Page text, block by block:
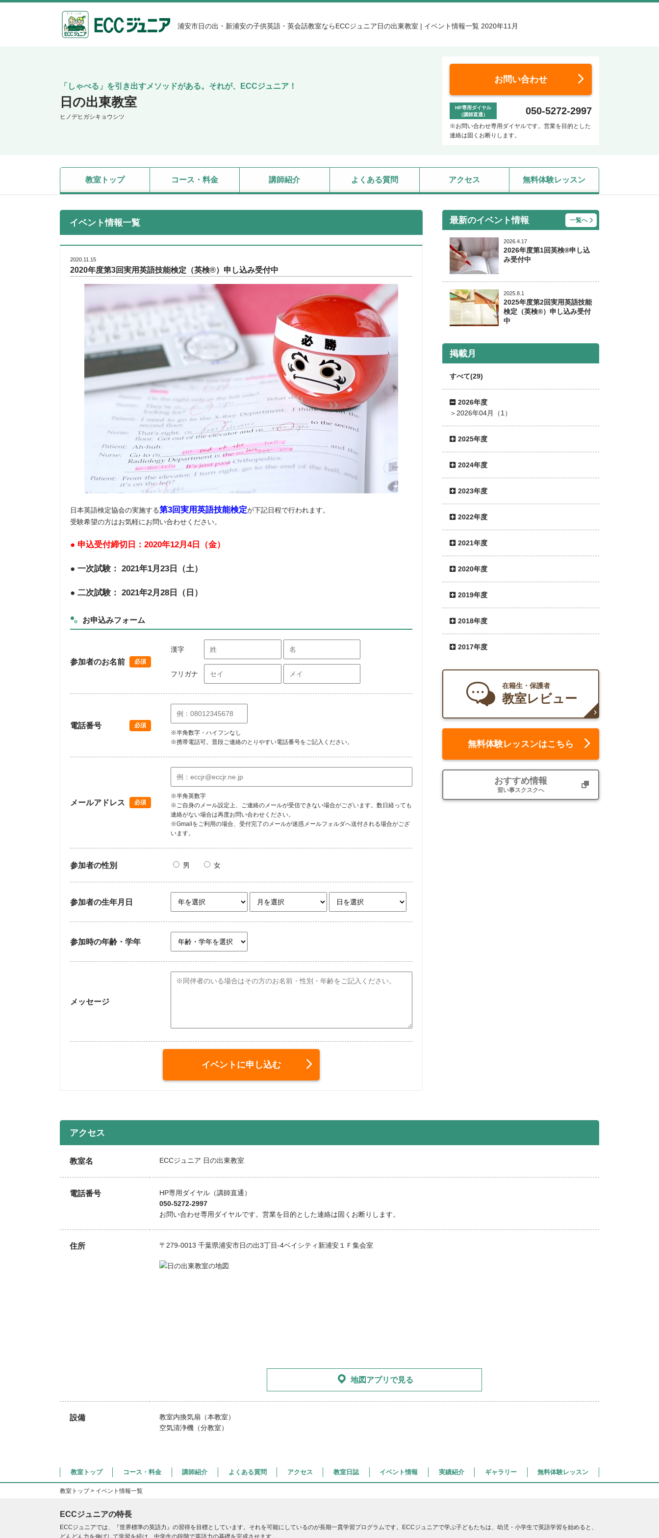
浦安市日の出・新浦安の子供英語・英会話教室ならECCジュニア日の出東教室 | イベント情報一覧 2020年11月
「しゃべる」を引き出すメソッドがある。それが、ECCジュニア！
日の出東教室
ヒノデヒガシキョウシツ
お問い合わせ
HP専用ダイヤル
（講師直通）
050-5272-2997
※お問い合わせ専用ダイヤルです。営業を目的とした
連絡は固くお断りします。
教室トップ コース・料金 講師紹介 よくある質問 アクセス 無料体験レッスン
イベント情報一覧
2020.11.15
2020年度第3回実用英語技能検定（英検®）申し込み受付中
日本英語検定協会の実施する第3回実用英語技能検定が下記日程で行われます。
受験希望の方はお気軽にお問い合わせください。
● 申込受付締切日：2020年12月4日（金）
● 一次試験： 2021年1月23日（土）
● 二次試験： 2021年2月28日（日）
お申込みフォーム
参加者のお名前 必須
漢字
フリガナ
電話番号
必須
※半角数字・ハイフンなし
※携帯電話可。普段ご連絡のとりやすい電話番号をご記入ください。
メールアドレス 必須
※半角英数字
※ご自身のメール設定上、ご連絡のメールが受信できない場合がございます。数日経っても
連絡がない場合は再度お問い合わせください。
※Gmailをご利用の場合、受付完了のメールが迷惑メールフォルダへ送付される場合がござ
います。
参加者の性別 男 女
参加者の生年月日
参加時の年齢・学年
メッセージ
イベントに申し込む
最新のイベント情報 一覧へ
2026.4.17
2026年度第1回英検®申し込
み受付中
2025.8.1
2025年度第2回実用英語技能
検定（英検®）申し込み受付
中
掲載月
すべて(29)
2026年度
2026年04月（1）
2025年度
2024年度
2023年度
2022年度
2021年度
2020年度
2019年度
2018年度
2017年度
在籍生・保護者
教室レビュー
無料体験レッスンはこちら
おすすめ情報
習い事スクスクへ
アクセス
教室名 ECCジュニア 日の出東教室
電話番号
HP専用ダイヤル（講師直通）
050-5272-2997
お問い合わせ専用ダイヤルです。営業を目的とした連絡は固くお断りします。
住所 〒279-0013 千葉県浦安市日の出3丁目-4ベイシティ新浦安１Ｆ集会室
地図アプリで見る
設備
教室内換気扇（本教室）
空気清浄機（分教室）
教室トップ コース・料金 講師紹介 よくある質問 アクセス 教室日誌 イベント情報 実績紹介 ギャラリー 無料体験レッスン
教室トップ> イベント情報一覧
ECCジュニアの特長
ECCジュニアでは、『世界標準の英語力』の習得を目標としています。それを可能にしているのが長期一貫学習プログラムです。ECCジュニアで学ぶ子どもたちは、幼児・小学生で英語学習を始めると、
どんどん力を伸ばして学習を続け、中学生の段階で英語力の基礎を完成させます。